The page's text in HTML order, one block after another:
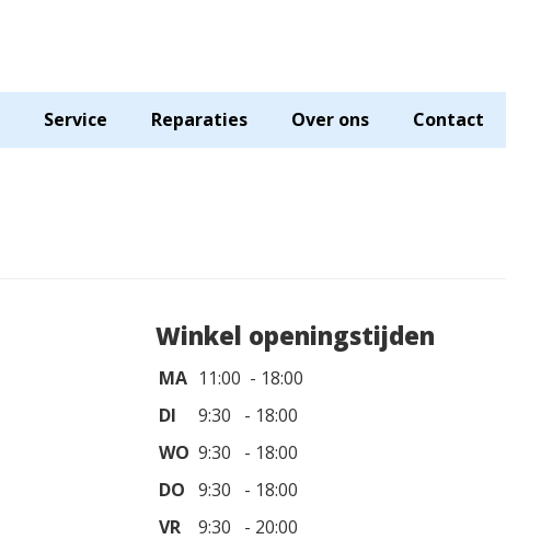
Service Reparaties Over ons Contact
Winkel openingstijden
MA 11:00 - 18:00
DI
9:30 - 18:00
WO 9:30 - 18:00
DO 9:30 - 18:00
VR
9:30 - 20:00